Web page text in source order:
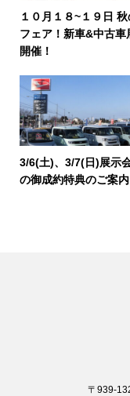
１０月１８~１９日
フェア！新車&中古車
開催！
3/6(土)、3/7(日)展示
の御成約特典のご案内
〒939-